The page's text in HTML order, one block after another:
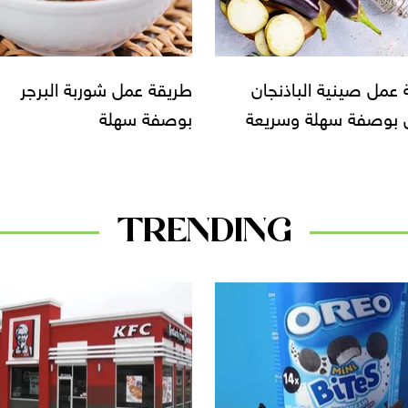
عمل شوربة البرجر
سهلة
طريقة عمل سموزي بطيخ
بالليمون
TRENDING